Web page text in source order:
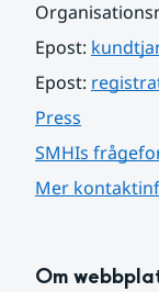
Epost:
Epost:
Press
SMHIs
Mer
Om